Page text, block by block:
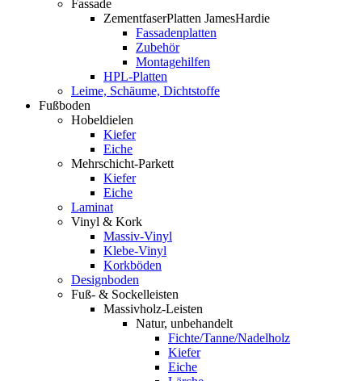
Fassade
ZementfaserPlatten JamesHardie
Fassadenplatten
Zubehör
Montagehilfen
HPL-Platten
Leime, Schäume, Dichtstoffe
Fußboden
Hobeldielen
Kiefer
Eiche
Mehrschicht-Parkett
Kiefer
Eiche
Laminat
Vinyl & Kork
Massiv-Vinyl
Klebe-Vinyl
Korkböden
Designboden
Fuß- & Sockelleisten
Massivholz-Leisten
Natur, unbehandelt
Fichte/Tanne/Nadelholz
Kiefer
Eiche